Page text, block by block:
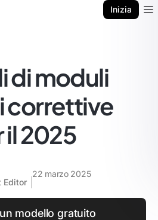
Inizia
di moduli
correttive
il 2025
Editor
22 marzo 2025
modello gratuito